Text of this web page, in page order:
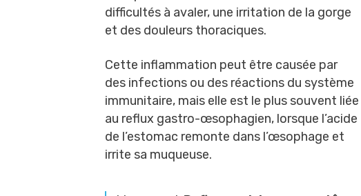
difficultés à avaler, une irritation de la gorge
et des douleurs thoraciques.
Cette inflammation peut être causée par
des infections ou des réactions du système
immunitaire, mais elle est le plus souvent liée
au reflux gastro-œsophagien, lorsque l’acide
de l’estomac remonte dans l’œsophage et
irrite sa muqueuse.